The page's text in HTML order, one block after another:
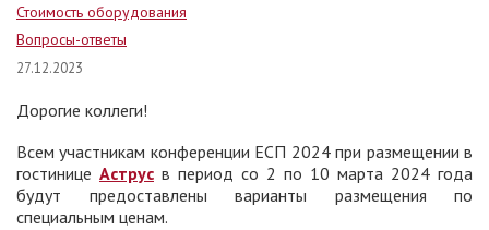
Стоимость оборудования
Вопросы-ответы
27.12.2023
Дорогие коллеги!
Всем участникам конференции ЕСП 2024 при размещении в
гостинице Аструс в период со 2 по 10 марта 2024 года
будут предоставлены варианты размещения по
специальным ценам.